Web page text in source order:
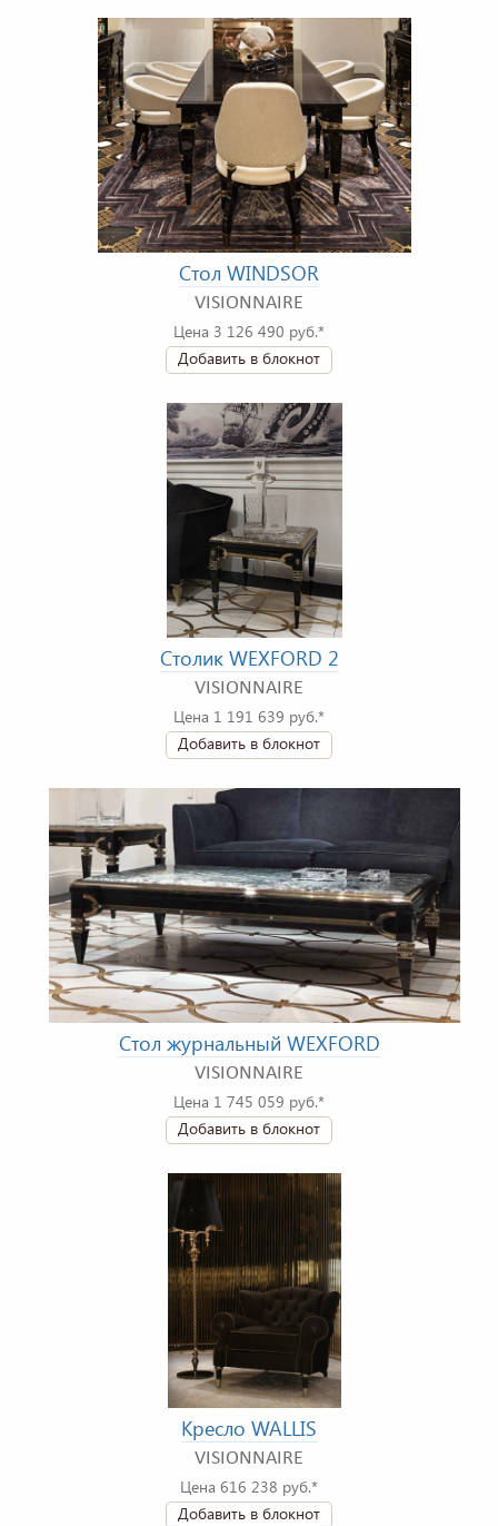
Стол WINDSOR
VISIONNAIRE
Цена 3 126 490 руб.*
Добавить в блокнот
Столик WEXFORD 2
VISIONNAIRE
Цена 1 191 639 руб.*
Добавить в блокнот
Стол журнальный WEXFORD
VISIONNAIRE
Цена 1 745 059 руб.*
Добавить в блокнот
Кресло WALLIS
VISIONNAIRE
Цена 616 238 руб.*
Добавить в блокнот